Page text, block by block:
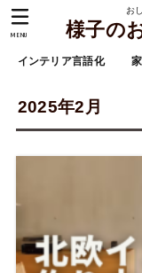
お
様子の
インテリア言語化
MENU
2025年2月